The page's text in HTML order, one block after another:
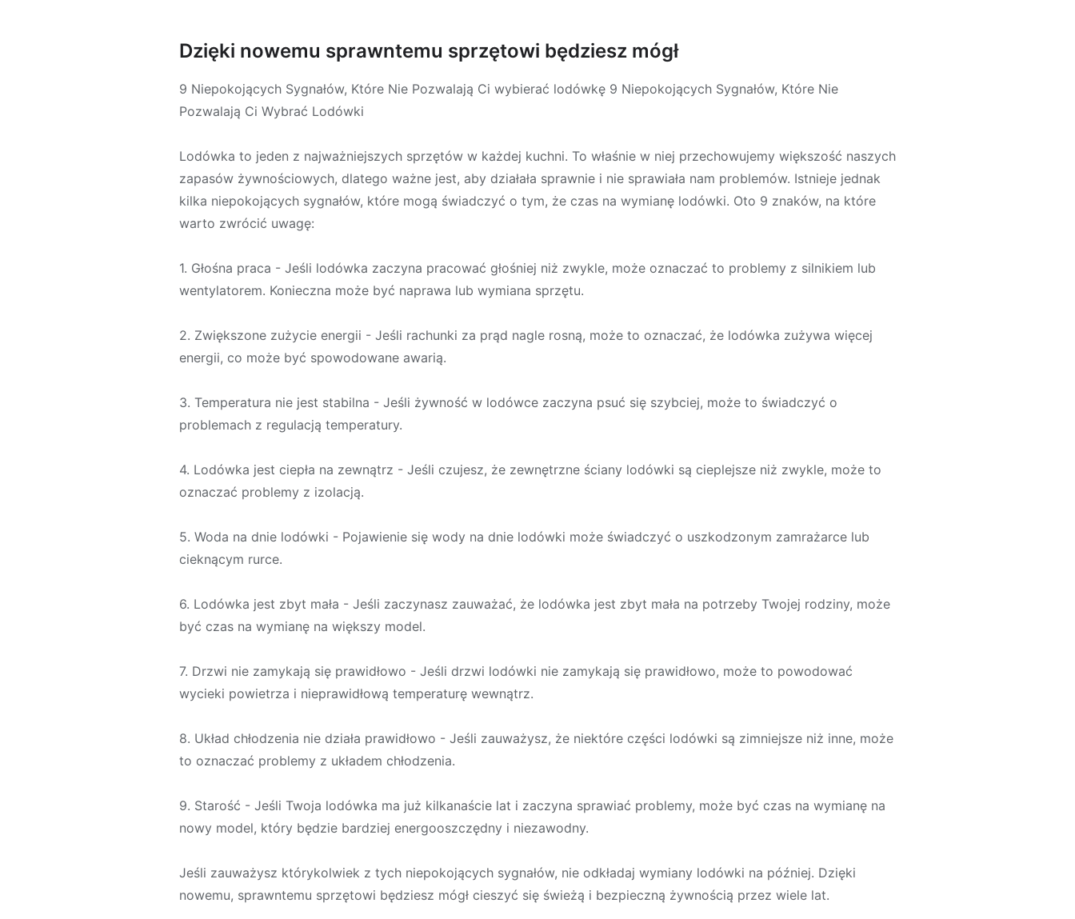
Dzięki nowemu sprawntemu sprzętowi będziesz mógł
9 Niepokojących Sygnałów, Które Nie Pozwalają Ci wybierać lodówkę 9 Niepokojących Sygnałów, Które Nie
Pozwalają Ci Wybrać Lodówki
Lodówka to jeden z najważniejszych sprzętów w każdej kuchni. To właśnie w niej przechowujemy większość naszych
zapasów żywnościowych, dlatego ważne jest, aby działała sprawnie i nie sprawiała nam problemów. Istnieje jednak
kilka niepokojących sygnałów, które mogą świadczyć o tym, że czas na wymianę lodówki. Oto 9 znaków, na które
warto zwrócić uwagę:
1. Głośna praca - Jeśli lodówka zaczyna pracować głośniej niż zwykle, może oznaczać to problemy z silnikiem lub
wentylatorem. Konieczna może być naprawa lub wymiana sprzętu.
2. Zwiększone zużycie energii - Jeśli rachunki za prąd nagle rosną, może to oznaczać, że lodówka zużywa więcej
energii, co może być spowodowane awarią.
3. Temperatura nie jest stabilna - Jeśli żywność w lodówce zaczyna psuć się szybciej, może to świadczyć o
problemach z regulacją temperatury.
4. Lodówka jest ciepła na zewnątrz - Jeśli czujesz, że zewnętrzne ściany lodówki są cieplejsze niż zwykle, może to
oznaczać problemy z izolacją.
5. Woda na dnie lodówki - Pojawienie się wody na dnie lodówki może świadczyć o uszkodzonym zamrażarce lub
cieknącym rurce.
6. Lodówka jest zbyt mała - Jeśli zaczynasz zauważać, że lodówka jest zbyt mała na potrzeby Twojej rodziny, może
być czas na wymianę na większy model.
7. Drzwi nie zamykają się prawidłowo - Jeśli drzwi lodówki nie zamykają się prawidłowo, może to powodować
wycieki powietrza i nieprawidłową temperaturę wewnątrz.
8. Układ chłodzenia nie działa prawidłowo - Jeśli zauważysz, że niektóre części lodówki są zimniejsze niż inne, może
to oznaczać problemy z układem chłodzenia.
9. Starość - Jeśli Twoja lodówka ma już kilkanaście lat i zaczyna sprawiać problemy, może być czas na wymianę na
nowy model, który będzie bardziej energooszczędny i niezawodny.
Jeśli zauważysz którykolwiek z tych niepokojących sygnałów, nie odkładaj wymiany lodówki na później. Dzięki
nowemu, sprawntemu sprzętowi będziesz mógł cieszyć się świeżą i bezpieczną żywnością przez wiele lat.